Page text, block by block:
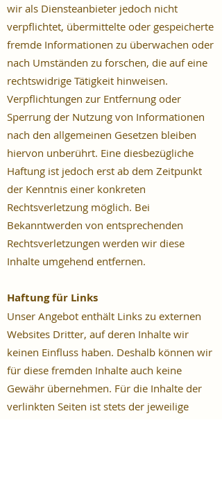
wir als Diensteanbieter jedoch nicht
verpflichtet, übermittelte oder gespeicherte
fremde Informationen zu überwachen oder
nach Umständen zu forschen, die auf eine
rechtswidrige Tätigkeit hinweisen.
Verpflichtungen zur Entfernung oder
Sperrung der Nutzung von Informationen
nach den allgemeinen Gesetzen bleiben
hiervon unberührt. Eine diesbezügliche
Haftung ist jedoch erst ab dem Zeitpunkt
der Kenntnis einer konkreten
Rechtsverletzung möglich. Bei
Bekanntwerden von entsprechenden
Rechtsverletzungen werden wir diese
Inhalte umgehend entfernen.
Haftung für Links
Unser Angebot enthält Links zu externen
Websites Dritter, auf deren Inhalte wir
keinen Einfluss haben. Deshalb können wir
für diese fremden Inhalte auch keine
Gewähr übernehmen. Für die Inhalte der
verlinkten Seiten ist stets der jeweilige